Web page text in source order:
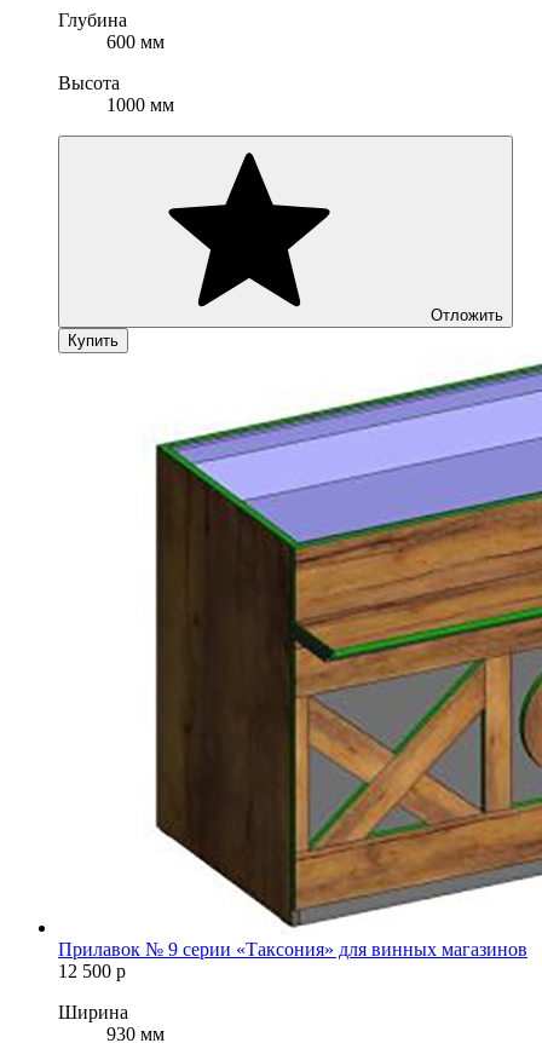
Глубина
600 мм
Высота
1000 мм
Отложить
Купить
Прилавок № 9 серии «Таксония» для винных магазинов
12 500 р
Ширина
930 мм